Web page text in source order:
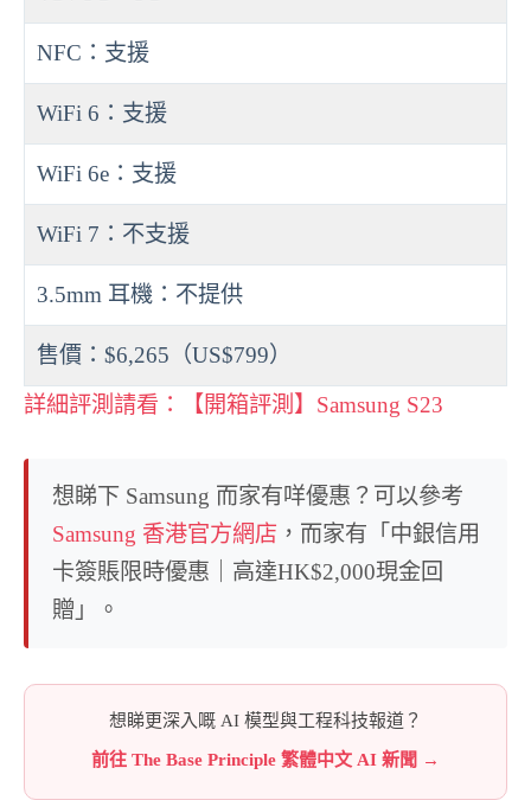
NFC：支援
WiFi 6：支援
WiFi 6e：支援
WiFi 7：不支援
3.5mm 耳機：不提供
售價：$6,265（US$799）
詳細評測請看：【開箱評測】Samsung S23
想睇下 Samsung 而家有咩優惠？可以參考
Samsung 香港官方網店 ，而家有「中銀信用
卡簽賬限時優惠｜高達HK$2,000現金回
贈」。
想睇更深入嘅 AI 模型與工程科技報道？
前往 The Base Principle 繁體中文 AI 新聞 →